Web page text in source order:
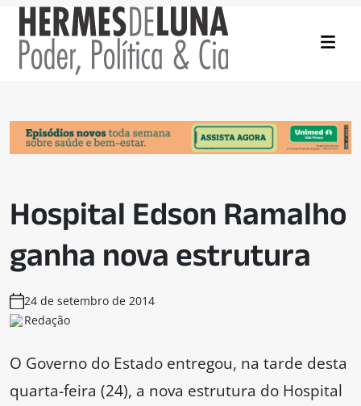
Hospital Edson Ramalho
ganha nova estrutura
24 de setembro de 2014
Redação
O Governo do Estado entregou, na tarde desta
quarta-feira (24), a nova estrutura do Hospital